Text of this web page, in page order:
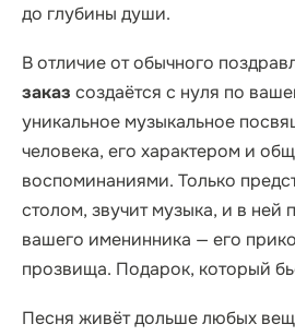
до глубины души.
В отличие от обычного
заказ создаётся с нуля по
уникальное музыкальное
человека, его характером и
воспоминаниями. Только
столом, звучит музыка, и в ней
вашего именинника — его
прозвища. Подарок, который
Песня живёт дольше любых